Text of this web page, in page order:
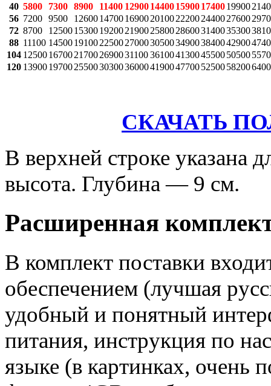
40 5800 7300 8900 11400 1290014400159001740019900
56 7200 9500 12600147001690020100222002440027600
72 8700 1250015300192002190025800286003140035300
88 11100 1450019100225002700030500349003840042900
104 125001670021700269003110036100413004550050500
120 139001970025500303003600041900477005250058200
СКАЧАТЬ
В верхней строке указана
высота. Глубина — 9 см.
Расширенная
В комплект поставки
обеспечением (лучшая
удобный и понятный
питания, инструкция по
языке (в картинках,